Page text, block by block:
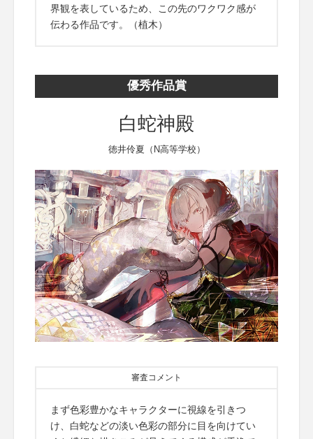
界観を表しているため、この先のワクワク感が
伝わる作品です。（植木）
優秀作品賞
白蛇神殿
徳井伶夏（N高等学校）
審査コメント
まず色彩豊かなキャラクターに視線を引きつ
け、白蛇などの淡い色彩の部分に目を向けてい